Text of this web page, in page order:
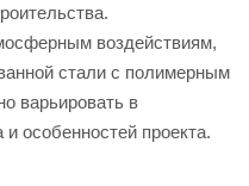
воздействиям,
стали с полимерным
варьировать в
особенностей проекта.